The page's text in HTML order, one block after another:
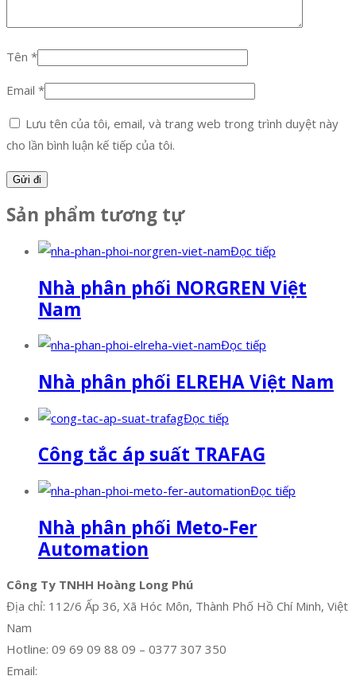
Tên *
Email *
Lưu tên của tôi, email, và trang web trong trình duyệt này
cho lần bình luận kế tiếp của tôi.
Sản phẩm tương tự
Đọc tiếp
Nhà phân phối NORGREN Việt
Nam
Đọc tiếp
Nhà phân phối ELREHA Việt Nam
Đọc tiếp
Công tắc áp suất TRAFAG
Đọc tiếp
Nhà phân phối Meto-Fer
Automation
Công Ty TNHH Hoàng Long Phú
Địa chỉ: 112/6 Ấp 36, Xã Hóc Môn, Thành Phố Hồ Chí Minh, Việt
Nam
Hotline: 09 69 09 88 09 – 0377 307 350
Email: